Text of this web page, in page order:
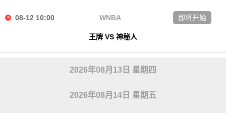
08-12 10:00 WNBA
王牌 VS 神秘人
即将开始
2026年08月13日 星期四
2026年08月14日 星期五